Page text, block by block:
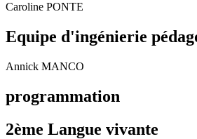
Caroline PONTE
Equipe d'ingénierie
Annick MANCO
programmation
2ème Langue vivante